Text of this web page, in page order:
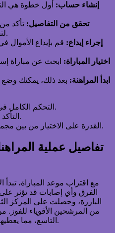
إنشاء حساب: أول خطوة هي
تحقق من التفاصيل: تأكد
لتفادي أي مشاكل مستقبلية.
إجراء إيداع: قم بإيداع الأموال
اختيار المباراة: ابحث عن مباراة
ابدأ المراهنة: بعد ذلك، يمكنك وضع
التحكم الكامل في العملية من البداية للنهاية.
التأكد من الأمان والحماية المالية.
القدرة على الاختيار من بين مجموعة واسعة من الاحتمالات.
تفاصيل عملية
مع اقتراب موعد المباراة، تبدأ
الفرق وأي إصابات قد تؤثر على
البارزة، وحصلت على المركز
من المرشحين الأقوياء للفوز.
التاسع، مما يعطيها ميزة معينة في بعض المراهنات.